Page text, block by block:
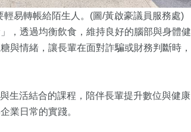
易轉帳給陌生人。(圖/黃啟豪議員服務處)
，透過均衡飲食，維持良好的腦部與身體健
與情緒，讓長輩在面對詐騙或財務判斷時，
生活結合的課程，陪伴長輩提升數位與健康
業日常的實踐。